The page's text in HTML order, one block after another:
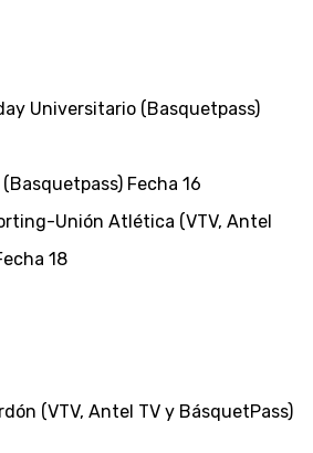
Universitario (Basquetpass)
Fecha 16
Unión Atlética (VTV, Antel
18
(VTV, Antel TV y BásquetPass)